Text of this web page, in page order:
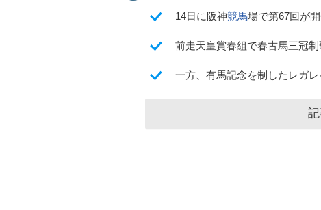
14日に阪神競馬場で第67回が
前走天皇賞春組で春古馬三冠
一方、有馬記念を制したレガ